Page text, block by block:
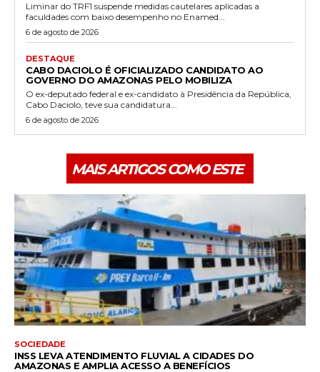
Liminar do TRF1 suspende medidas cautelares aplicadas a
faculdades com baixo desempenho no Enamed...
6 de agosto de 2026
DESTAQUE
CABO DACIOLO É OFICIALIZADO CANDIDATO AO
GOVERNO DO AMAZONAS PELO MOBILIZA
O ex-deputado federal e ex-candidato à Presidência da República,
Cabo Daciolo, teve sua candidatura...
6 de agosto de 2026
MAIS ARTIGOS COMO ESTE
SOCIEDADE
INSS LEVA ATENDIMENTO FLUVIAL A CIDADES DO
AMAZONAS E AMPLIA ACESSO A BENEFÍCIOS